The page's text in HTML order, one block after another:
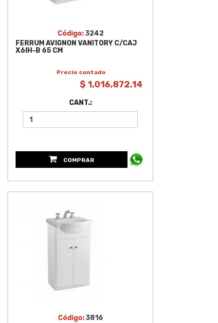
Código:3242
FERRUM AVIGNON VANITORY C/CAJ
X6IH-B 65 CM
Precio contado
$ 1,016,872.14
CANT.:
COMPRAR
Código:3816